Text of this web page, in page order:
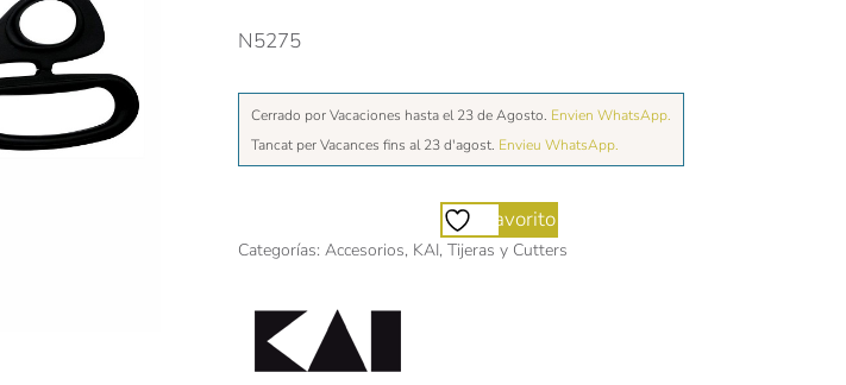
N5275
Cerrado por Vacaciones hasta el 23 de Agosto. Envien WhatsApp.
Tancat per Vacances fins al 23 d'agost. Envieu WhatsApp.
Favorito
Categorías: Accesorios, KAI, Tijeras y Cutters